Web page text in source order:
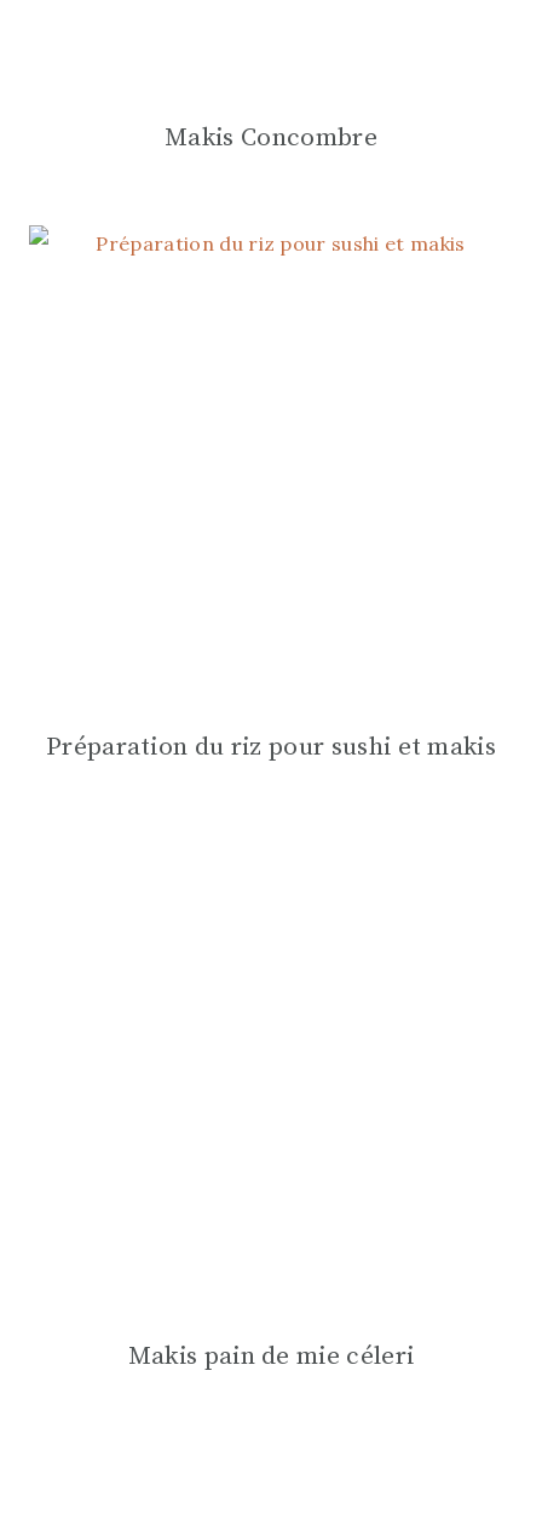
Makis Concombre
Préparation du riz pour sushi et makis
Makis pain de mie céleri